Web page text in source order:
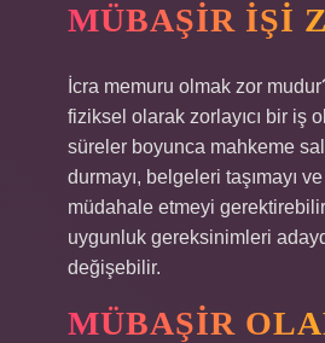
MÜBAŞIR IŞI
İcra memuru olmak zor
fiziksel olarak zorlayıcı bir iş
süreler boyunca mahkeme
durmayı, belgeleri taşımayı
müdahale etmeyi
uygunluk gereksinimleri
değişebilir.
MÜBAŞIR